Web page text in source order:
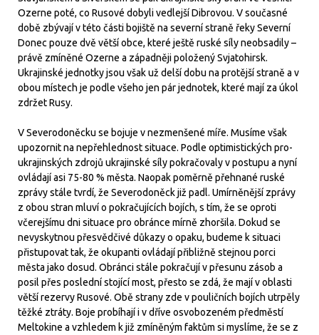
Ozerne poté, co Rusové dobyli vedlejší Dibrovou. V současné
době zbývají v této části bojiště na severní straně řeky Severní
Donec pouze dvě větší obce, které ještě ruské síly neobsadily –
právě zmíněné Ozerne a západněji položený Svjatohirsk.
Ukrajinské jednotky jsou však už delší dobu na protější straně a v
obou místech je podle všeho jen pár jednotek, které mají za úkol
zdržet Rusy.
V Severodoněcku se bojuje v nezmenšené míře. Musíme však
upozornit na nepřehlednost situace. Podle optimistických pro-
ukrajinských zdrojů ukrajinské síly pokračovaly v postupu a nyní
ovládají asi 75-80 % města. Naopak poměrně přehnané ruské
zprávy stále tvrdí, že Severodoněck již padl. Umírněnější zprávy
z obou stran mluví o pokračujících bojích, s tím, že se oproti
včerejšímu dni situace pro obránce mírně zhoršila. Dokud se
nevyskytnou přesvědčivé důkazy o opaku, budeme k situaci
přistupovat tak, že okupanti ovládají přibližně stejnou porci
města jako dosud. Obránci stále pokračují v přesunu zásob a
posil přes poslední stojící most, přesto se zdá, že mají v oblasti
větší rezervy Rusové. Obě strany zde v pouličních bojích utrpěly
těžké ztráty. Boje probíhají i v dříve osvobozeném předměstí
Meltokine a vzhledem k již zmíněným faktům si myslíme, že se z